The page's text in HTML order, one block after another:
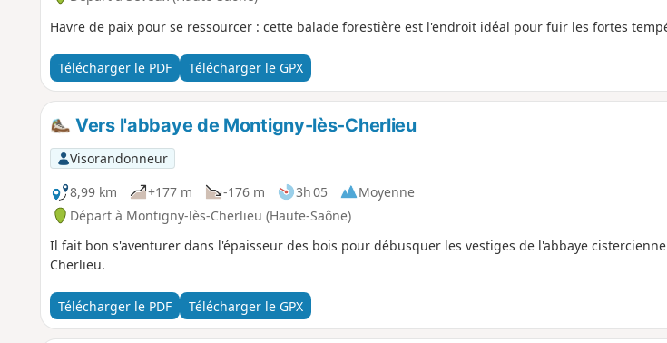
Havre de paix pour se ressourcer : cette balade forestière est l'endroit idéal pour fuir les fortes
Télécharger le PDF Télécharger le GPX
Vers l'abbaye de Montigny-lès-Cherlieu
Visorandonneur
8,99 km
+177 m -176 m 3h 05
Moyenne
Départ à Montigny-lès-Cherlieu (Haute-Saône)
Il fait bon s'aventurer dans l'épaisseur des bois pour débusquer les vestiges de l'abbaye
Cherlieu.
Télécharger le PDF Télécharger le GPX